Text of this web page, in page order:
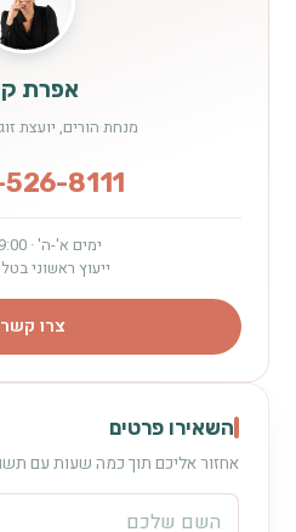
אפרת
מנחת הורים, יועצת
8111
ימים א'-ה' · 09:00-19:00
ייעוץ ראשוני
צרו קשר
השאירו פרטים
אחזור אליכם תוך כמה שעות עם